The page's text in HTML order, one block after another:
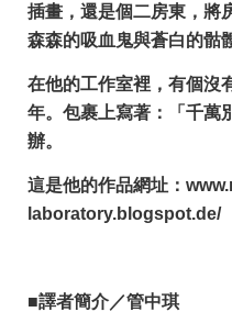
插畫，還是個二房東，將
森森的吸血鬼與蒼白的骷
在他的工作室裡，有個沒
年。包裹上寫著：「千萬
辦。
這是他的作品網址：
laboratory.blogspot.de/
■譯者簡介／管中琪